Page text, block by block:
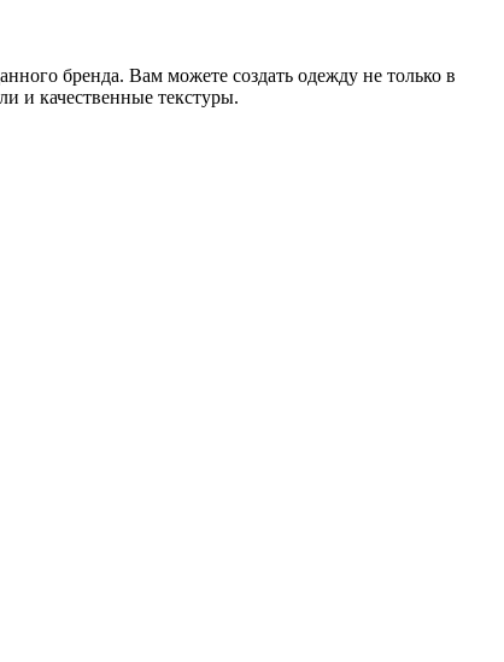
бренда. Вам можете создать одежду не только в
и качественные текстуры.